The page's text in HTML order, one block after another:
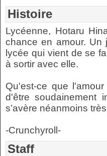
Histoire
Lycéenne, Hotaru
chance en amour. Un
lycée qui vient de se
à sortir avec elle.
Qu'est-ce que
d'être soudainement
s’avère néanmoins
-Crunchyroll-
Staff